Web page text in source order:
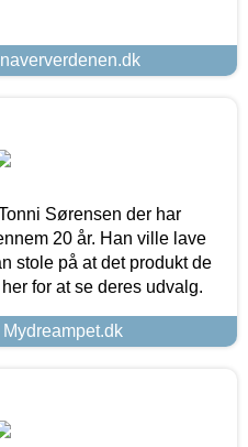
Sørensen der har
20 år. Han ville lave
stole på at det produkt de
for at se deres udvalg.